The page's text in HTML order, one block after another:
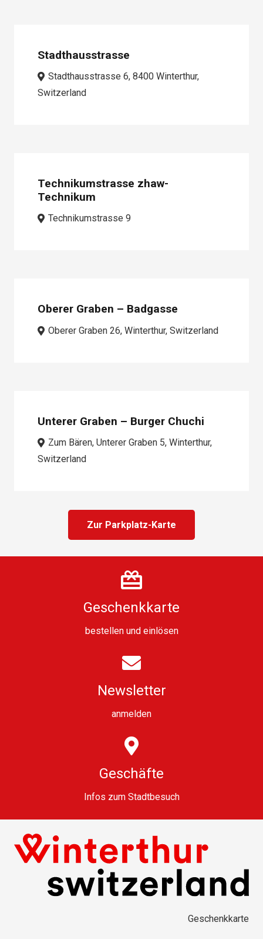
Stadthausstrasse
Stadthausstrasse 6, 8400 Winterthur,
Switzerland
Technikumstrasse zhaw-
Technikum
Technikumstrasse 9
Oberer Graben – Badgasse
Oberer Graben 26, Winterthur, Switzerland
Unterer Graben – Burger Chuchi
Zum Bären, Unterer Graben 5, Winterthur,
Switzerland
Zur Parkplatz-Karte
Geschenkkarte
bestellenund einlösen
Newsletter
anmelden
Geschäfte
Infos zum Stadtbesuch
Geschenkkarte